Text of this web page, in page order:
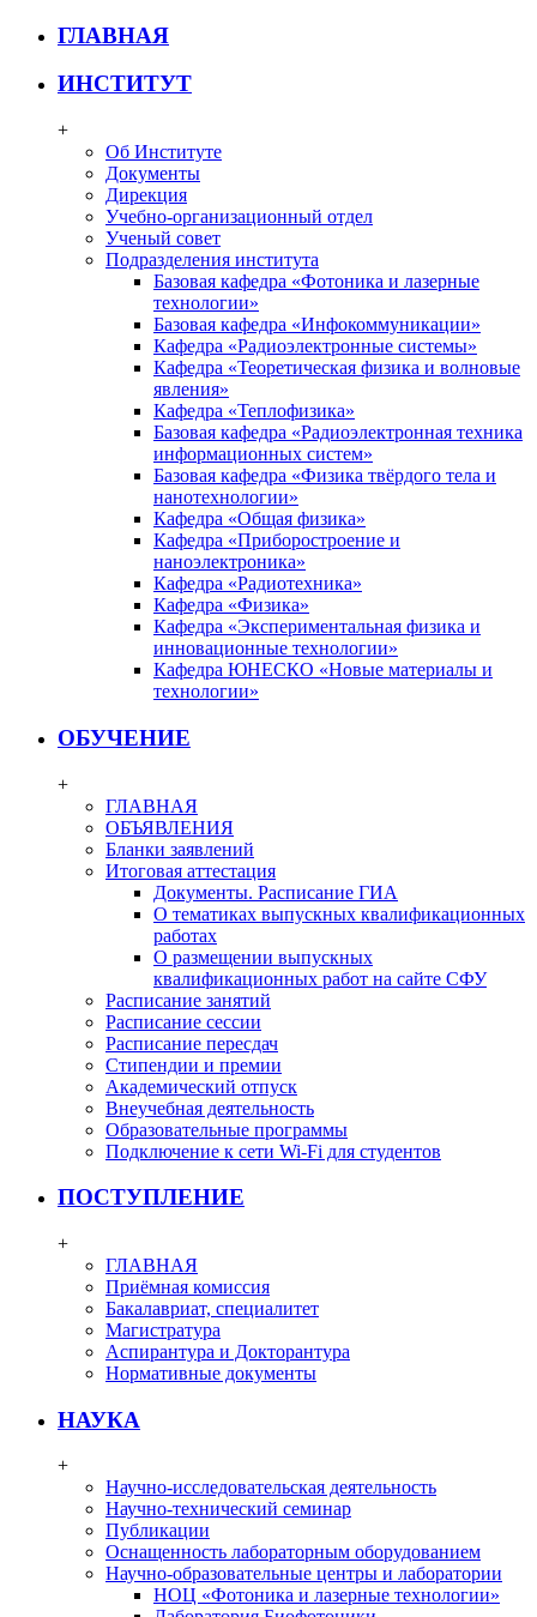
ГЛАВНАЯ
ИНСТИТУТ
+
Об Институте
Документы
Дирекция
Учебно-организационный отдел
Ученый совет
Подразделения института
Базовая кафедра «Фотоника и лазерные
технологии»
Базовая кафедра «Инфокоммуникации»
Кафедра «Радиоэлектронные системы»
Кафедра «Теоретическая физика и волновые
явления»
Кафедра «Теплофизика»
Базовая кафедра «Радиоэлектронная техника
информационных систем»
Базовая кафедра «Физика твёрдого тела и
нанотехнологии»
Кафедра «Общая физика»
Кафедра «Приборостроение и
наноэлектроника»
Кафедра «Радиотехника»
Кафедра «Физика»
Кафедра «Экспериментальная физика и
инновационные технологии»
Кафедра ЮНЕСКО «Новые материалы и
технологии»
ОБУЧЕНИЕ
+
ГЛАВНАЯ
ОБЪЯВЛЕНИЯ
Бланки заявлений
Итоговая аттестация
Документы. Расписание ГИА
О тематиках выпускных квалификационных
работах
О размещении выпускных
квалификационных работ на сайте СФУ
Расписание занятий
Расписание сессии
Расписание пересдач
Стипендии и премии
Академический отпуск
Внеучебная деятельность
Образовательные программы
Подключение к сети Wi-Fi для студентов
ПОСТУПЛЕНИЕ
+
ГЛАВНАЯ
Приёмная комиссия
Бакалавриат, специалитет
Магистратура
Аспирантура и Докторантура
Нормативные документы
НАУКА
+
Научно-исследовательская деятельность
Научно-технический семинар
Публикации
Оснащенность лабораторным оборудованием
Научно-образовательные центры и лаборатории
НОЦ «Фотоника и лазерные технологии»